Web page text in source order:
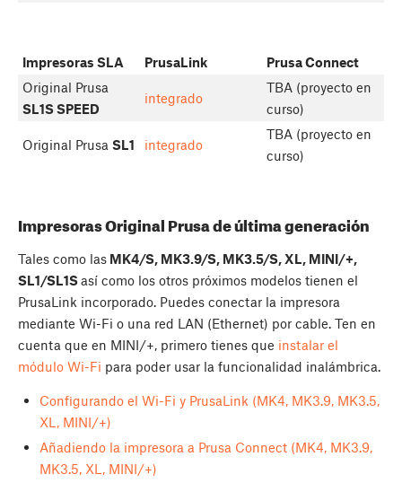
Impresoras SLA PrusaLink
Prusa Connect
Original Prusa
SL1S SPEED
integrado
TBA (proyecto en
curso)
Original Prusa SL1 integrado
TBA (proyecto en
curso)
Impresoras Original Prusa de última generación
Tales como las MK4/S, MK3.9/S, MK3.5/S, XL, MINI/+,
SL1/SL1Sasí como los otros próximos modelos tienen el
PrusaLink incorporado. Puedes conectar la impresora
mediante Wi-Fi o una red LAN (Ethernet) por cable. Ten en
cuenta que en MINI/+, primero tienes que instalar el
módulo Wi-Fi para poder usar la funcionalidad inalámbrica.
Configurando el Wi-Fi y PrusaLink (MK4, MK3.9, MK3.5,
XL, MINI/+)
Añadiendo la impresora a Prusa Connect (MK4, MK3.9,
MK3.5, XL, MINI/+)